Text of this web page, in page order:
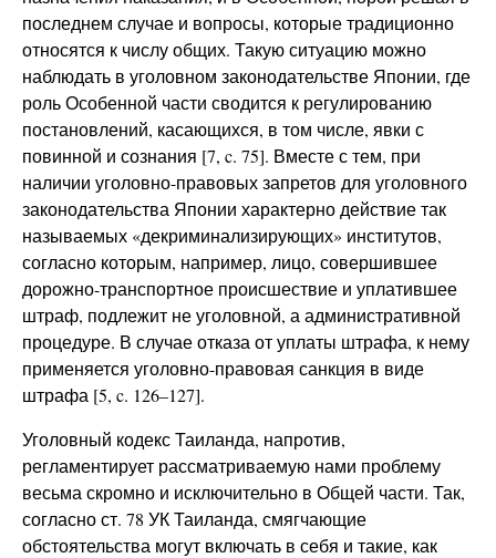
последнем случае и вопросы, которые традиционно
относятся к числу общих. Такую ситуацию можно
наблюдать в уголовном законодательстве Японии, где
роль Особенной части сводится к регулированию
постановлений, касающихся, в том числе, явки с
повинной и сознания [7, c. 75]. Вместе с тем, при
наличии уголовно-правовых запретов для уголовного
законодательства Японии характерно действие так
называемых «декриминализирующих» институтов,
согласно которым, например, лицо, совершившее
дорожно-транспортное происшествие и уплатившее
штраф, подлежит не уголовной, а административной
процедуре. В случае отказа от уплаты штрафа, к нему
применяется уголовно-правовая санкция в виде
штрафа [5, c. 126–127].
Уголовный кодекс Таиланда, напротив,
регламентирует рассматриваемую нами проблему
весьма скромно и исключительно в Общей части. Так,
согласно ст. 78 УК Таиланда, смягчающие
обстоятельства могут включать в себя и такие, как